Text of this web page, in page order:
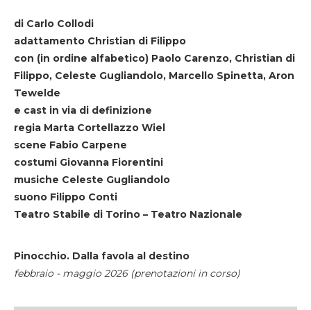
di Carlo Collodi
adattamento Christian di Filippo
con (in ordine alfabetico) Paolo Carenzo, Christian di
Filippo, Celeste Gugliandolo, Marcello Spinetta, Aron
Tewelde
e cast in via di definizione
regia Marta Cortellazzo Wiel
scene Fabio Carpene
costumi Giovanna Fiorentini
musiche Celeste Gugliandolo
suono Filippo Conti
Teatro Stabile di Torino – Teatro Nazionale
Pinocchio. Dalla favola al destino
febbraio - maggio 2026 (prenotazioni in corso)